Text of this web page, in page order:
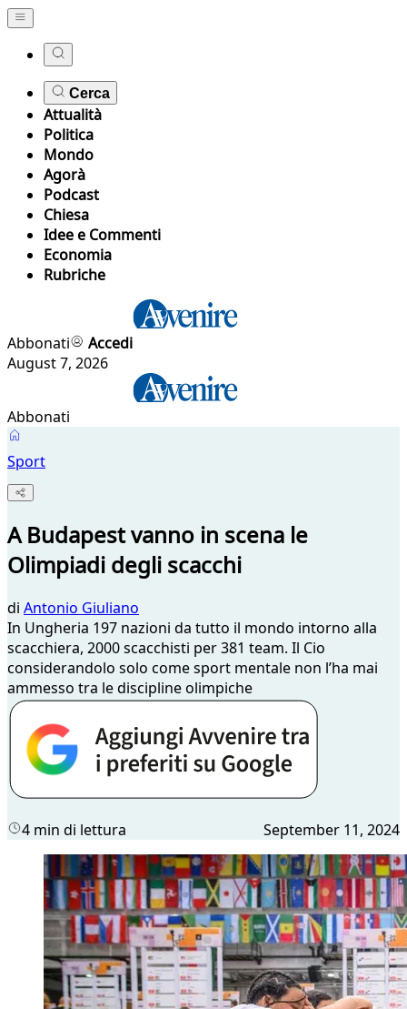
Cerca
Attualità
Politica
Mondo
Agorà
Podcast
Chiesa
Idee e Commenti
Economia
Rubriche
Abbonati
Accedi
August 7, 2026
Abbonati
Sport
A Budapest vanno in scena le
Olimpiadi degli scacchi
di Antonio Giuliano
In Ungheria 197 nazioni da tutto il mondo intorno alla
scacchiera, 2000 scacchisti per 381 team. Il Cio
considerandolo solo come sport mentale non l’ha mai
ammesso tra le discipline olimpiche
4 min di lettura September 11, 2024